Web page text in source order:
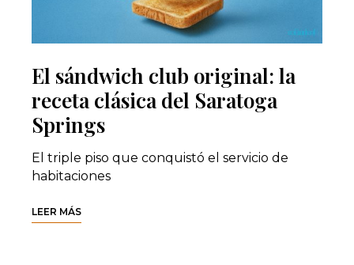
El sándwich club original: la
receta clásica del Saratoga
Springs
El triple piso que conquistó el servicio de
habitaciones
LEER MÁS